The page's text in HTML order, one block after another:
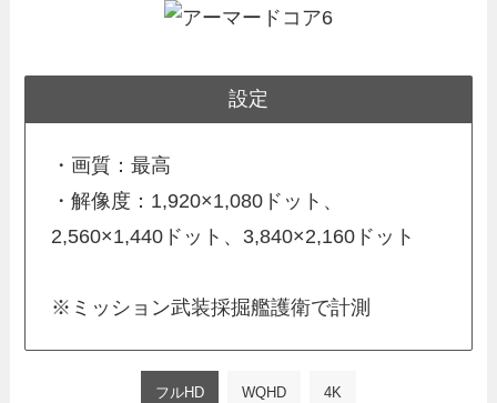
設定
・画質：最高
・解像度：1,920×1,080ドット、
2,560×1,440ドット、3,840×2,160ドット
※ミッション武装採掘艦護衛で計測
フルHD WQHD 4K